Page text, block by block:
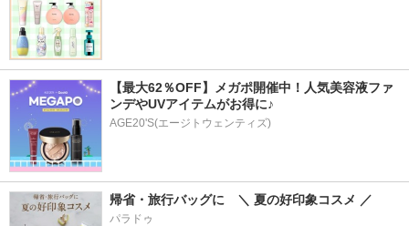
【最大62％OFF】メガポ開催中！人気美容液ファ
ンデやUVアイテムがお得に♪
AGE20'S(エージトウェンティズ)
帰省・旅行バッグに　＼ 夏の好印象コスメ ／
パラドゥ